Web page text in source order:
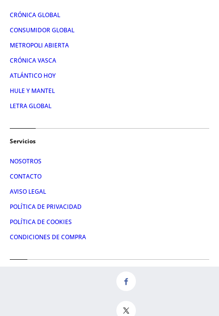
CRÓNICA GLOBAL
CONSUMIDOR GLOBAL
METROPOLI ABIERTA
CRÓNICA VASCA
ATLÁNTICO HOY
HULE Y MANTEL
LETRA GLOBAL
Servicios
NOSOTROS
CONTACTO
AVISO LEGAL
POLÍTICA DE PRIVACIDAD
POLÍTICA DE COOKIES
CONDICIONES DE COMPRA